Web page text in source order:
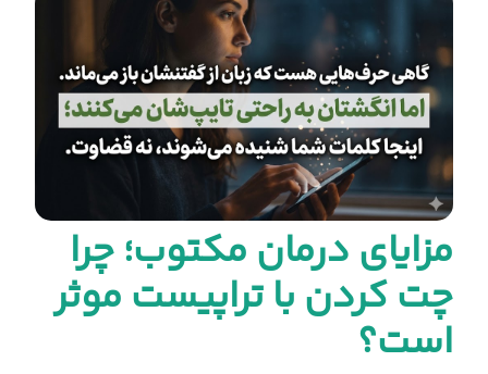
مزایای درمان مکتوب؛ چرا
چت کردن با تراپیست موثر
است؟